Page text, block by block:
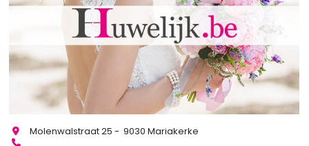
Molenwalstraat 25 - 9030 Mariakerke